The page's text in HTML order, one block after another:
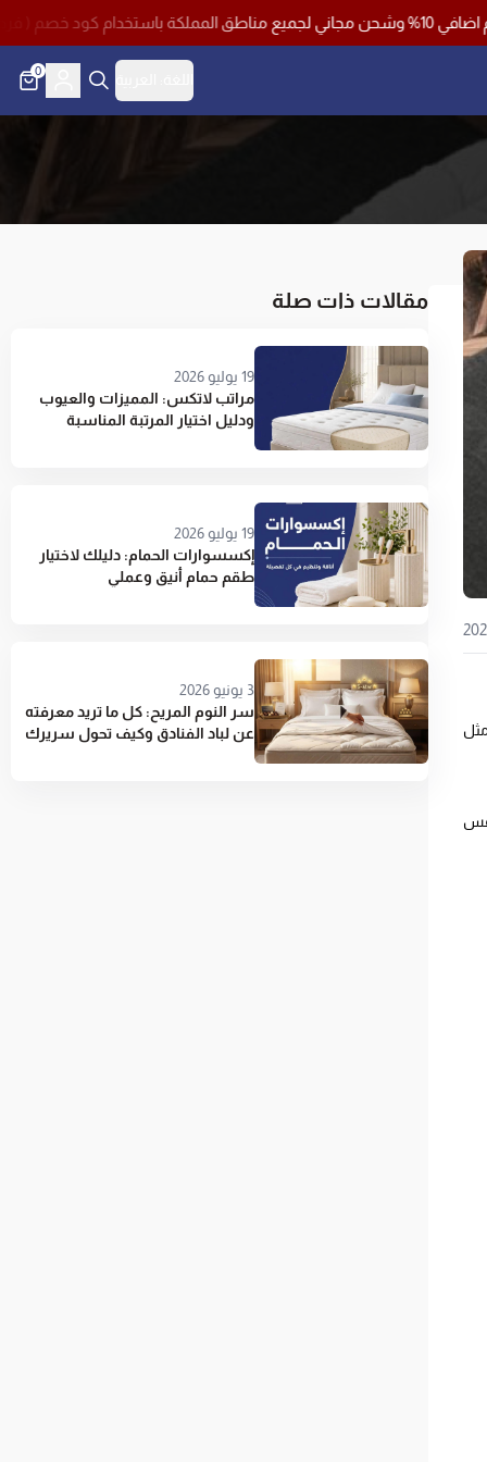
0
مقالات ذات صلة
19 يوليو 2026
مراتب لاتكس: المميزات والعيوب
ودليل اختيار المرتبة المناسبة
19 يوليو 2026
إكسسوارات الحمام: دليلك لاختيار
طقم حمام أنيق وعملي
3 يونيو 2026
سر النوم المريح: كل ما تريد معرفته
عن لباد الفنادق وكيف تحول سريرك